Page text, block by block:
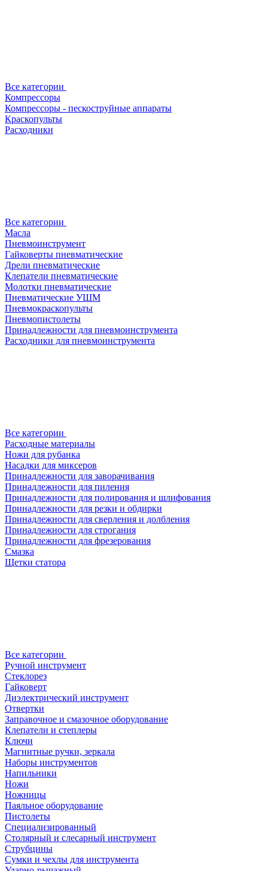
Все категории
Компрессоры
Компрессоры - пескоструйные аппараты
Краскопульты
Расходники
Все категории
Масла
Пневмоинструмент
Гайковерты пневматические
Дрели пневматические
Клепатели пневматические
Молотки пневматические
Пневматические УШМ
Пневмокраскопульты
Пневмопистолеты
Принадлежности для пневмоинструмента
Расходники для пневмоинструмента
Все категории
Расходные материалы
Ножи для рубанка
Насадки для миксеров
Принадлежности для заворачивания
Принадлежности для пиления
Принадлежности для полирования и шлифования
Принадлежности для резки и обдирки
Принадлежности для сверления и долбления
Принадлежности для строгания
Принадлежности для фрезерования
Смазка
Щетки статора
Все категории
Ручной инструмент
Стеклорез
Гайковерт
Диэлектрический инструмент
Отвертки
Заправочное и смазочное оборудование
Клепатели и степлеры
Ключи
Магнитные ручки, зеркала
Наборы инструментов
Напильники
Ножи
Ножницы
Паяльное оборудование
Пистолеты
Специализированный
Столярный и слесарный инструмент
Струбцины
Сумки и чехлы для инструмента